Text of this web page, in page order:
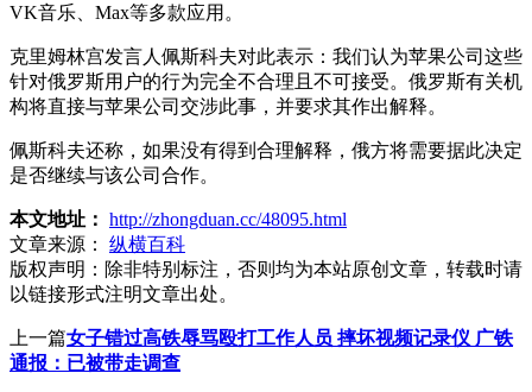
VK音乐、Max等多款应用。
克里姆林宫发言人佩斯科夫对此表示：我们认为苹果公司这些
针对俄罗斯用户的行为完全不合理且不可接受。俄罗斯有关机
构将直接与苹果公司交涉此事，并要求其作出解释。
佩斯科夫还称，如果没有得到合理解释，俄方将需要据此决定
是否继续与该公司合作。
本文地址： http://zhongduan.cc/48095.html
文章来源：
纵横百科
版权声明： 除非特别标注，否则均为本站原创文章，转载时请
以链接形式注明文章出处。
上一篇女子错过高铁辱骂殴打工作人员 摔坏视频记录仪 广铁
通报：已被带走调查